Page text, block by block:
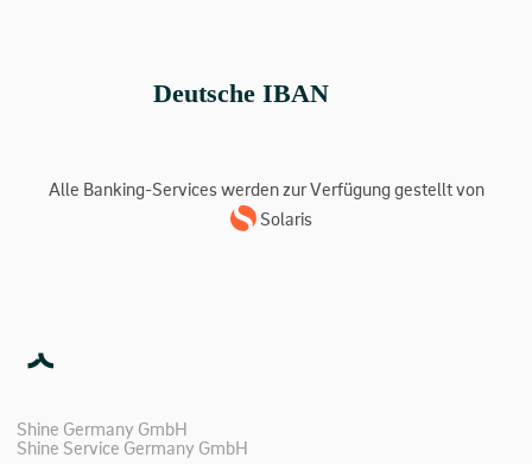
Deutsche IBAN
Alle Banking-Services werden zur Verfügung gestellt von
Solaris
Shine Germany GmbH
Shine Service Germany GmbH